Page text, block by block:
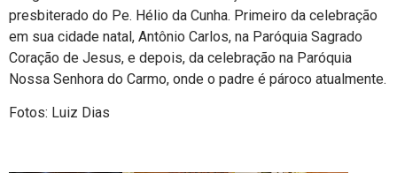
presbiterado do Pe. Hélio da Cunha. Primeiro da celebração
em sua cidade natal, Antônio Carlos, na Paróquia Sagrado
Coração de Jesus, e depois, da celebração na Paróquia
Nossa Senhora do Carmo, onde o padre é pároco atualmente.
Fotos: Luiz Dias